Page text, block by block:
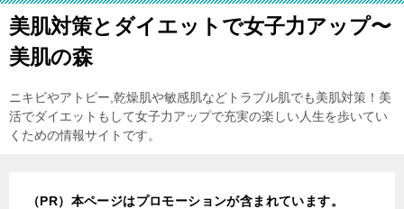
美肌対策とダイエットで女子力アップ〜
美肌の森
ニキビやアトピー,乾燥肌や敏感肌などトラブル肌でも美肌対策！美
活でダイエットもして女子力アップで充実の楽しい人生を歩いてい
くための情報サイトです。
（PR）本ページはプロモーションが含まれています。